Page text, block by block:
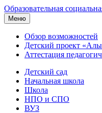
Образовательная
Меню
Обзор возможностей
Детский проект
Аттестация
Детский сад
Начальная школа
Школа
НПО и СПО
ВУЗ